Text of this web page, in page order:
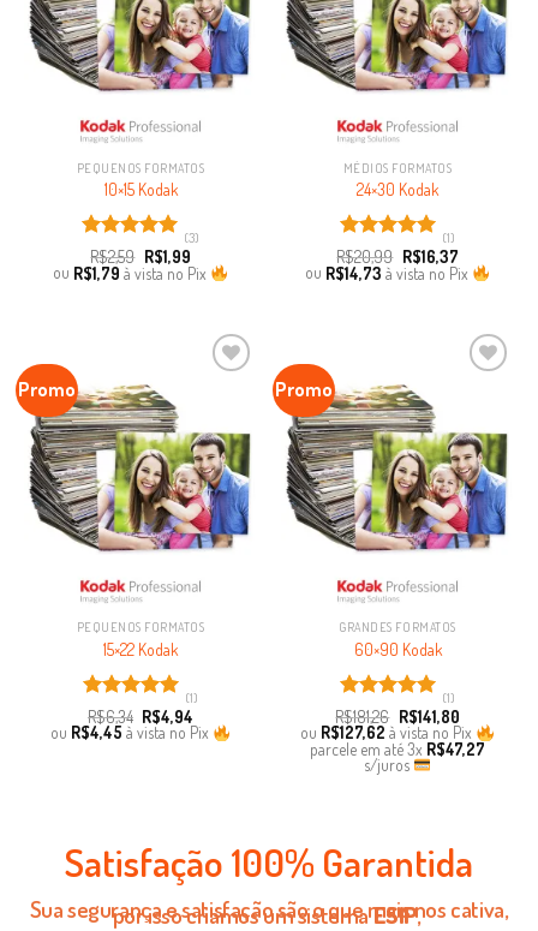
PEQUENOS FORMATOS
10×15 Kodak
Avaliação
5.00de 5
(3)
R$2,59 R$1,99
ou R$1,79 à vista no Pix
MÉDIOS FORMATOS
24×30 Kodak
Avaliação
5.00de 5
(1)
R$20,99 R$16,37
ou R$14,73 à vista no Pix
Promo
PEQUENOS FORMATOS
15×22 Kodak
Avaliação
5.00de 5
(1)
R$6,34 R$4,94
ou R$4,45 à vista no Pix
Promo
GRANDES FORMATOS
60×90 Kodak
Avaliação
5.00de 5
(1)
R$181,26 R$141,80
ou R$127,62 à vista no Pix
parcele em até3x R$47,27
s/juros
Satisfação 100% Garantida
Sua segurança e satisfação são o que mais nos cativa,
por isso criamos um sistemaESIP,